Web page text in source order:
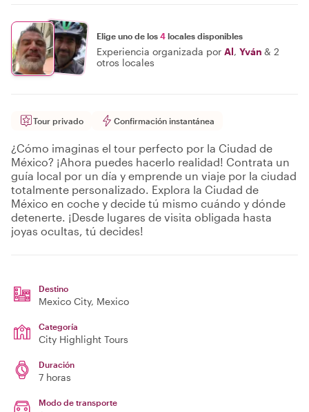
Elige uno de los 4 locales disponibles
Experiencia organizada por Al, Yván & 2
otros locales
Tour privado Confirmación instantánea
¿Cómo imaginas el tour perfecto por la Ciudad de
México? ¡Ahora puedes hacerlo realidad! Contrata un
guía local por un día y emprende un viaje por la ciudad
totalmente personalizado. Explora la Ciudad de
México en coche y decide tú mismo cuándo y dónde
detenerte. ¡Desde lugares de visita obligada hasta
joyas ocultas, tú decides!
Destino
Mexico City, Mexico
Categoría
City Highlight Tours
Duración
7 horas
Modo de transporte